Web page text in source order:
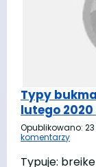
Typy
lutego
Opublikowano:
komentarzy
Typuje: